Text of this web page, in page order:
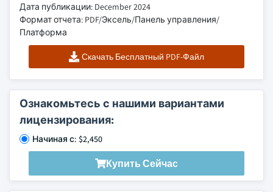
Дата публикации: December 2024
Формат отчета: PDF/Эксель/Панель управления/
Платформа
Скачать Бесплатный PDF-Файл
Ознакомьтесь с нашими вариантами
лицензирования:
Начиная с: $2,450
Купить Сейчас